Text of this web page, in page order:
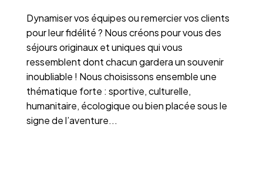
Dynamiser vos équipes ou remercier vos clients
pour leur fidélité ? Nous créons pour vous des
séjours originaux et uniques qui vous
ressemblent dont chacun gardera un souvenir
inoubliable ! Nous choisissons ensemble une
thématique forte : sportive, culturelle,
humanitaire, écologique ou bien placée sous le
signe de l’aventure...